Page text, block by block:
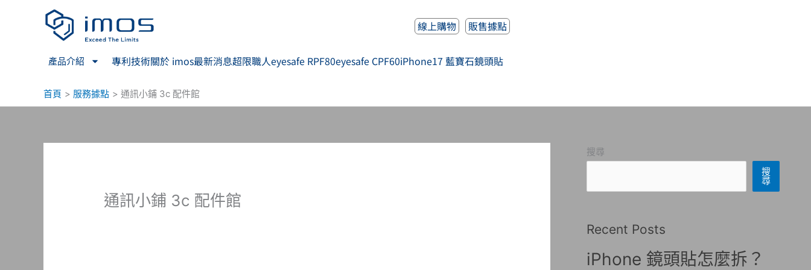
線上購物 販售據點
產品介紹 專利技術關於 imos最新消息超限職人eyesafe RPF80eyesafe CPF60iPhone17 藍寶石鏡頭貼
首頁 服務據點 通訊小鋪 3c 配件館
通訊小鋪 3c 配件館
搜尋
搜
尋
Recent Posts
iPhone 鏡頭貼怎麼拆？